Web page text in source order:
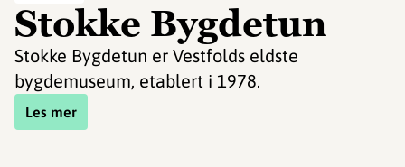
Stokke Bygdetun
Stokke Bygdetun er Vestfolds eldste
bygdemuseum, etablert i 1978.
Les mer